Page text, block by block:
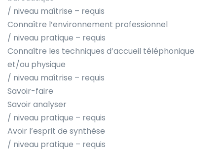
/ niveau maîtrise – requis
Connaître l’environnement professionnel
/ niveau pratique – requis
Connaître les techniques d’accueil téléphonique
et/ou physique
/ niveau maîtrise – requis
Savoir-faire
Savoir analyser
/ niveau pratique – requis
Avoir l’esprit de synthèse
/ niveau pratique – requis